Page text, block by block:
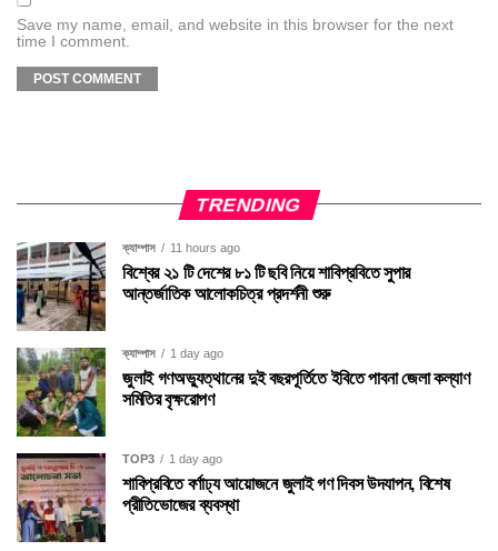
Save my name, email, and website in this browser for the next
time I comment.
TRENDING
ক্যাম্পাস 11 hours ago
বিশ্বের ২১ টি দেশের ৮১ টি ছবি নিয়ে শাবিপ্রবিতে সুপার
আন্তর্জাতিক আলোকচিত্র প্রদর্শনী শুরু
ক্যাম্পাস 1 day ago
জুলাই গণঅভ্যুত্থানের দুই বছরপূর্তিতে ইবিতে পাবনা জেলা কল্যাণ
সমিতির বৃক্ষরোপণ
TOP3 1 day ago
শাবিপ্রবিতে বর্ণাঢ্য আয়োজনে জুলাই গণ দিবস উদযাপন, বিশেষ
প্রীতিভোজের ব্যবস্থা